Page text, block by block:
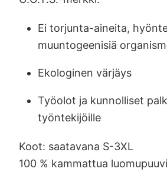
Ei torjunta-aineita,
muuntogeenisiä
Ekologinen värjäys
Työolot ja kunnolliset
työntekijöille
Koot: saatavana S-3XL
100 % kammattua